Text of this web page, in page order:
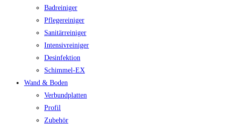
Badreiniger
Pflegereiniger
Sanitärreiniger
Intensivreiniger
Desinfektion
Schimmel-EX
Wand & Boden
Verbundplatten
Profil
Zubehör